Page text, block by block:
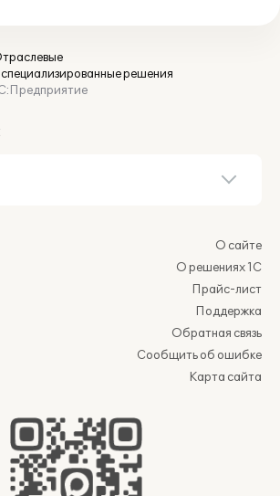
решения
О сайте
О решениях 1С
Прайс-лист
Поддержка
Обратная связь
Сообщить об ошибке
Карта сайта